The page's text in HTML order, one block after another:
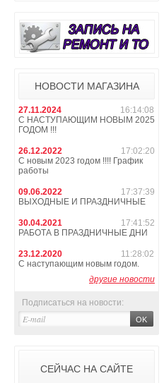
НОВОСТИ МАГАЗИНА
27.11.2024
16:14:08
С НАСТУПАЮЩИМ НОВЫМ 2025
ГОДОМ !!!
26.12.2022
17:02:20
С новым 2023 годом !!!! График
работы
09.06.2022
17:37:39
ВЫХОДНЫЕ И ПРАЗДНИЧНЫЕ
30.04.2021
17:41:52
РАБОТА В ПРАЗДНИЧНЫЕ ДНИ
23.12.2020
11:28:02
С наступающим новым годом.
другие новости
Подписаться на новости:
СЕЙЧАС НА САЙТЕ